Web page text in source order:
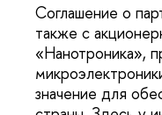
Соглашение о
также с
«Нанотроника»,
значение для